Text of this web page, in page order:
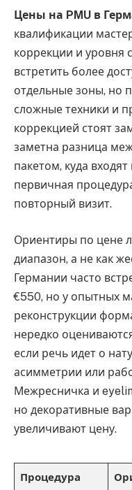
Цены на PMU в
квалификации
коррекции и уровня
встретить более
отдельные зоны, но
сложные техники и
коррекцией стоят
заметна разница
пакетом, куда входят
первичная
повторный визит.
Ориентиры по цене
диапазон, а не как
Германии часто
€550, но у опытных
реконструкции
нередко
если речь идет о
асимметрии или
Межресничка и
но декоративные
увеличивают цену.
Процедура